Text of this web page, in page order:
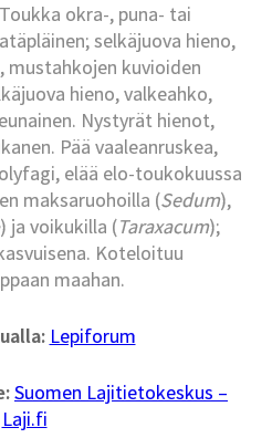
okra-, puna- tai
selkäjuova hieno,
mustahkojen kuvioiden
hieno, valkeahko,
Nystyrät hienot,
Pää vaaleanruskea,
elää elo-toukokuussa
maksaruohoilla (Sedum),
) ja voikukilla (Taraxacum);
Koteloituu
maahan.
Lepiforum
Suomen Lajitietokeskus –
Laji.fi